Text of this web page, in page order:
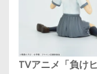
TVアニメ「負け